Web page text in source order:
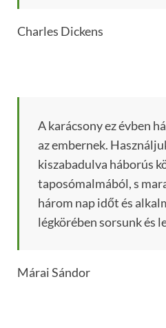
Charles Dickens
A karácsony ez évben
az embernek.
kiszabadulva háborús
taposómalmából, s
három nap időt és
légkörében sorsunk és
Márai Sándor